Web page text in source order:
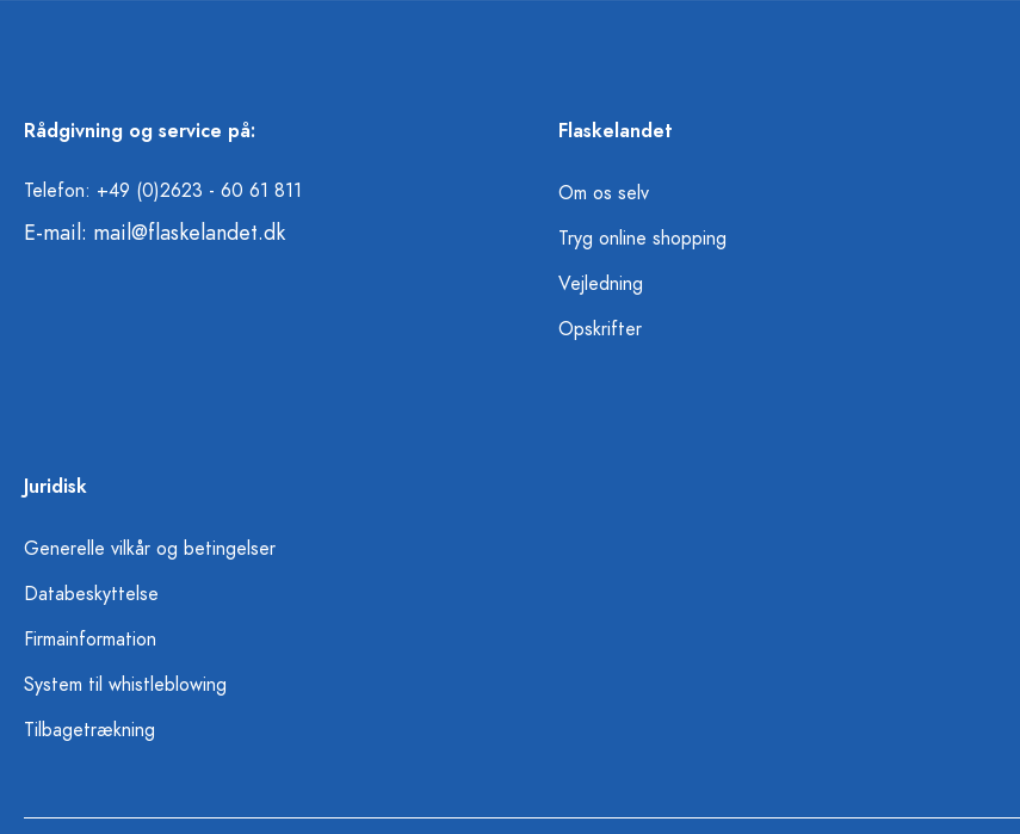
Rådgivning og service på:
Telefon: +49 (0)2623 - 60 61 811
E-mail: mail@flaskelandet.dk
Flaskelandet
Om os selv
Tryg online shopping
Vejledning
Opskrifter
Juridisk
Generelle vilkår og betingelser
Databeskyttelse
Firmainformation
System til whistleblowing
Tilbagetrækning